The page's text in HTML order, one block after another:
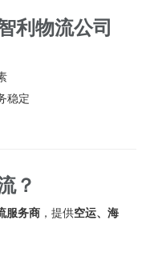
利物流公司
稳定
？
服务商 ，提供空运、海